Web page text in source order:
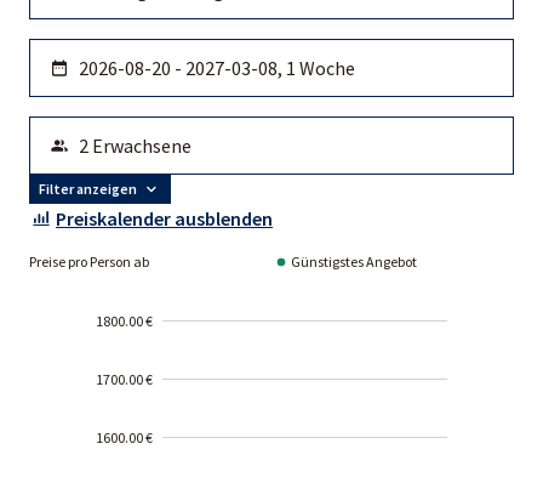
Filter anzeigen
Preiskalender ausblenden
Preise pro Person ab Günstigstes Angebot
1800.00 €
1700.00 €
1600.00 €